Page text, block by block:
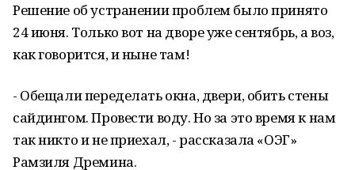
Решение об устранении проблем было принято
24 июня. Только вот на дворе уже сентябрь, а воз,
как говорится, и ныне там!
- Обещали переделать окна, двери, обить стены
сайдингом. Провести воду. Но за это время к нам
так никто и не приехал, - рассказала «ОЭГ»
Рамзиля Дремина.